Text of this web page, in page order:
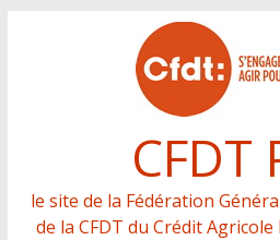
CFDT
le site de la Fédération
de la CFDT du Crédit